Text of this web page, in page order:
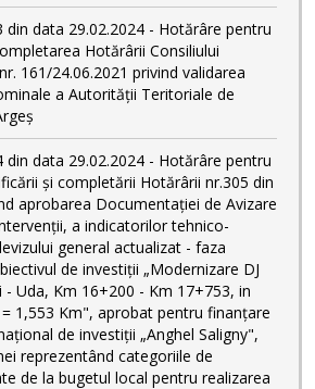
din data 29.02.2024 - Hotărâre pentru
Hotărârii Consiliului
161/24.06.2021 privind validarea
a Autorității Teritoriale de
din data 29.02.2024 - Hotărâre pentru
şi completării Hotărârii nr.305 din
aprobarea Documentației de Avizare
a indicatorilor tehnico-
general actualizat - faza
de investiţii „Modernizare DJ
Uda, Km 16+200 - Km 17+753, in
1,553 Km", aprobat pentru finanțare
de investiții „Anghel Saligny",
reprezentând categoriile de
de la bugetul local pentru realizarea